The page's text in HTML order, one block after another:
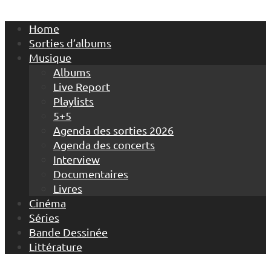
Home
Sorties d’albums
Musique
Albums
Live Report
Playlists
5+5
Agenda des sorties 2026
Agenda des concerts
Interview
Documentaires
Livres
Cinéma
Séries
Bande Dessinée
Littérature